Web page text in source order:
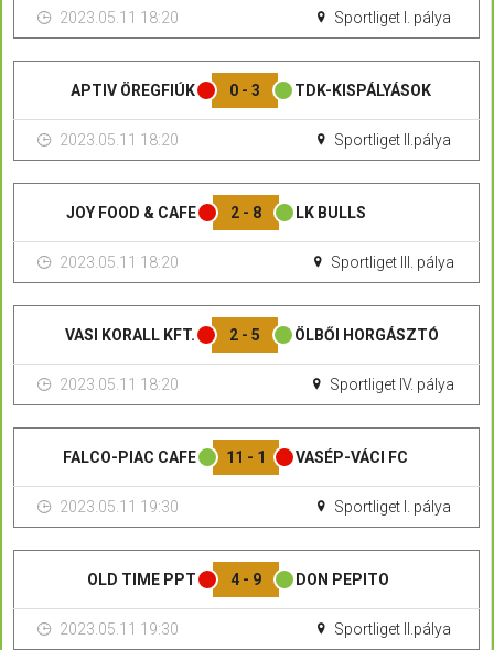
2023.05.11 18:20 Sportliget I. pálya
APTIV ÖREGFIÚK 0 - 3 TDK-KISPÁLYÁSOK
2023.05.11 18:20 Sportliget II.pálya
JOY FOOD & CAFE 2 - 8 LK BULLS
2023.05.11 18:20 Sportliget III. pálya
VASI KORALL KFT. 2 - 5 ÖLBŐI HORGÁSZTÓ
2023.05.11 18:20 Sportliget IV. pálya
FALCO-PIAC CAFE 11 - 1 VASÉP-VÁCI FC
2023.05.11 19:30 Sportliget I. pálya
OLD TIME PPT 4 - 9 DON PEPITO
2023.05.11 19:30 Sportliget II.pálya